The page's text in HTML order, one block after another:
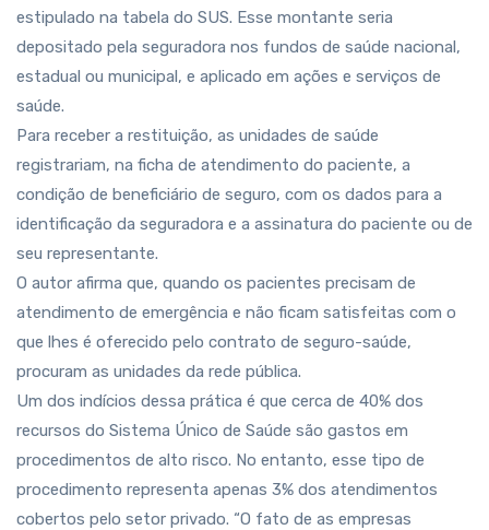
estipulado na tabela do SUS. Esse montante seria
depositado pela seguradora nos fundos de saúde nacional,
estadual ou municipal, e aplicado em ações e serviços de
saúde.
Para receber a restituição, as unidades de saúde
registrariam, na ficha de atendimento do paciente, a
condição de beneficiário de seguro, com os dados para a
identificação da seguradora e a assinatura do paciente ou de
seu representante.
O autor afirma que, quando os pacientes precisam de
atendimento de emergência e não ficam satisfeitas com o
que lhes é oferecido pelo contrato de seguro-saúde,
procuram as unidades da rede pública.
Um dos indícios dessa prática é que cerca de 40% dos
recursos do Sistema Único de Saúde são gastos em
procedimentos de alto risco. No entanto, esse tipo de
procedimento representa apenas 3% dos atendimentos
cobertos pelo setor privado. “O fato de as empresas